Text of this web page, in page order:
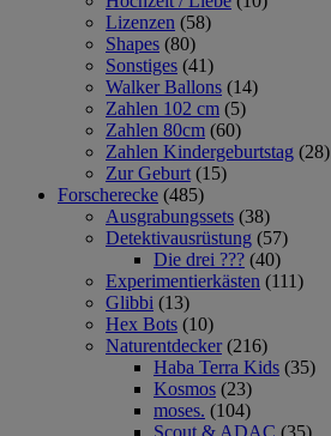
Lizenzen (58)
Shapes (80)
Sonstiges (41)
Walker Ballons (14)
Zahlen 102 cm (5)
Zahlen 80cm (60)
Zahlen Kindergeburtstag (28)
Zur Geburt (15)
Forscherecke (485)
Ausgrabungssets (38)
Detektivausrüstung (57)
Die drei ??? (40)
Experimentierkästen (111)
Glibbi (13)
Hex Bots (10)
Naturentdecker (216)
Haba Terra Kids (35)
Kosmos (23)
moses. (104)
Scout & ADAC (35)